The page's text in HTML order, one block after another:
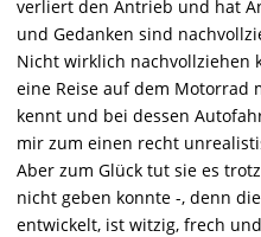
verliert den Antrieb und hat
und Gedanken sind
Nicht wirklich nachvollziehen
eine Reise auf dem Motorrad
kennt und bei dessen
mir zum einen recht
Aber zum Glück tut sie es
nicht geben konnte -, denn
entwickelt, ist witzig, frech